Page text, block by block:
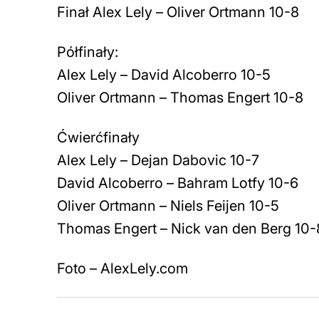
Finał Alex Lely – Oliver Ortmann 10-8
Półfinały:
Alex Lely – David Alcoberro 10-5
Oliver Ortmann – Thomas Engert 10-8
Ćwierćfinały
Alex Lely – Dejan Dabovic 10-7
David Alcoberro – Bahram Lotfy 10-6
Oliver Ortmann – Niels Feijen 10-5
Thomas Engert – Nick van den Berg
Foto – AlexLely.com